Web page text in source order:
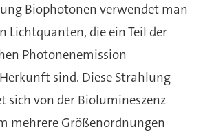
Biophotonen verwendet man
Lichtquanten, die ein Teil der
Photonenemission
sind. Diese Strahlung
sich von der Biolumineszenz
mehrere Größenordnungen